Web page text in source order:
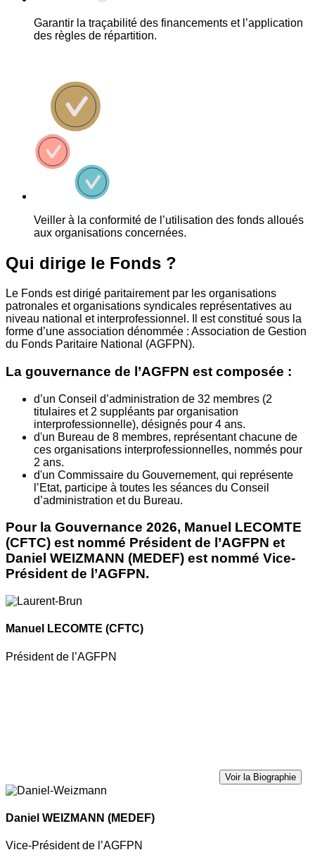
Garantir la traçabilité des financements et l’application
des règles de répartition.
Veiller à la conformité de l’utilisation des fonds alloués
aux organisations concernées.
Qui dirige le Fonds ?
Le Fonds est dirigé paritairement par les organisations
patronales et organisations syndicales représentatives au
niveau national et interprofessionnel. Il est constitué sous la
forme d’une association dénommée : Association de Gestion
du Fonds Paritaire National (AGFPN).
La gouvernance de l’AGFPN est composée :
d’un Conseil d’administration de 32 membres (2
titulaires et 2 suppléants par organisation
interprofessionnelle), désignés pour 4 ans.
d'un Bureau de 8 membres, représentant chacune de
ces organisations interprofessionnelles, nommés pour
2 ans.
d'un Commissaire du Gouvernement, qui représente
l’Etat, participe à toutes les séances du Conseil
d’administration et du Bureau.
Pour la Gouvernance 2026, Manuel LECOMTE
(CFTC) est nommé Président de l’AGFPN et
Daniel WEIZMANN (MEDEF) est nommé Vice-
Président de l’AGFPN.
Manuel LECOMTE (CFTC)
Président de l’AGFPN
Voir la Biographie
Daniel WEIZMANN (MEDEF)
Vice-Président de l’AGFPN